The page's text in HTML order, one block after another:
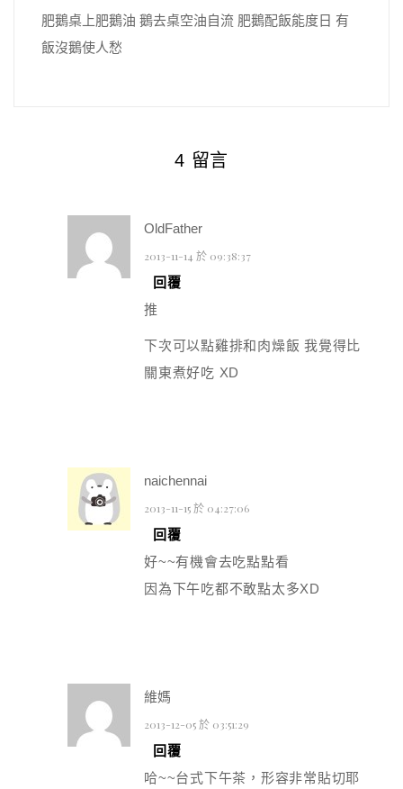
肥鵝桌上肥鵝油 鵝去桌空油自流 肥鵝配飯能度日 有
飯沒鵝使人愁
4 留言
OldFather
2013-11-14 於 09:38:37
回覆
推
下次可以點雞排和肉燥飯 我覺得比
關東煮好吃 XD
naichennai
2013-11-15 於 04:27:06
回覆
好~~有機會去吃點點看
因為下午吃都不敢點太多XD
維媽
2013-12-05 於 03:51:29
回覆
哈~~台式下午茶，形容非常貼切耶